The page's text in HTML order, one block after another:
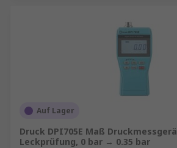
Auf Lager
Druck DPI705E Maß
Leckprüfung, 0 bar → 0.35 bar